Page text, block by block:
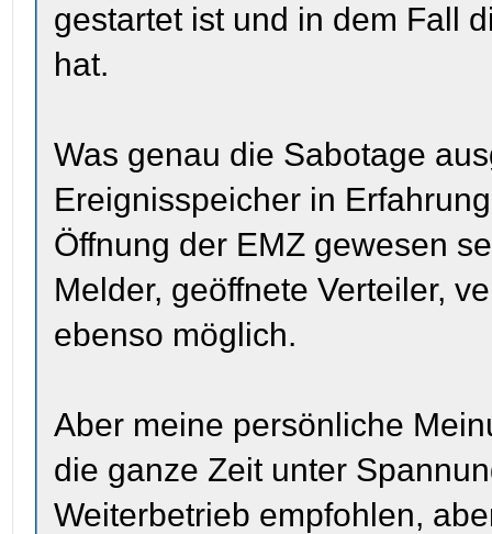
gestartet ist und in dem Fall
hat.
Was genau die Sabotage
Ereignisspeicher in
Öffnung der EMZ gewesen
Melder, geöffnete Verteiler,
ebenso möglich.
Aber meine persönliche
die ganze Zeit unter
Weiterbetrieb empfohlen,